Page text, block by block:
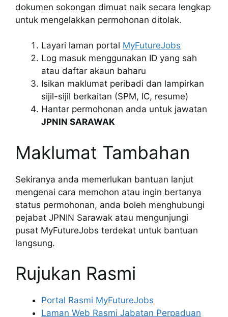
dokumen sokongan dimuat naik secara lengkap
untuk mengelakkan permohonan ditolak.
Layari laman portal MyFutureJobs
Log masuk menggunakan ID yang sah
atau daftar akaun baharu
Isikan maklumat peribadi dan lampirkan
sijil-sijil berkaitan (SPM, IC, resume)
Hantar permohonan anda untuk jawatan
JPNIN SARAWAK
Maklumat Tambahan
Sekiranya anda memerlukan bantuan lanjut
mengenai cara memohon atau ingin bertanya
status permohonan, anda boleh menghubungi
pejabat JPNIN Sarawak atau mengunjungi
pusat MyFutureJobs terdekat untuk bantuan
langsung.
Rujukan Rasmi
Portal Rasmi MyFutureJobs
Laman Web Rasmi Jabatan Perpaduan